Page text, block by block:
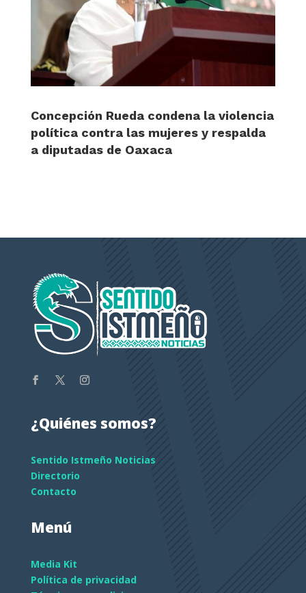
Concepción Rueda condena la violencia
política contra las mujeres y respalda
a diputadas de Oaxaca
¿Quiénes somos?
Sentido Istmeño Noticias
Directorio
Contacto
Menú
Media Kit
Política de privacidad